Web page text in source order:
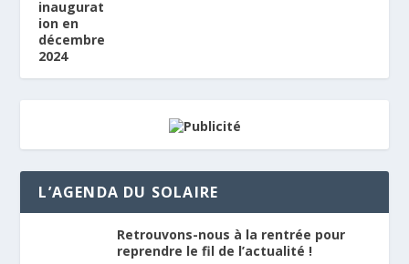
L’AGENDA DU SOLAIRE
Retrouvons-nous à la rentrée pour
reprendre le fil de l’actualité !